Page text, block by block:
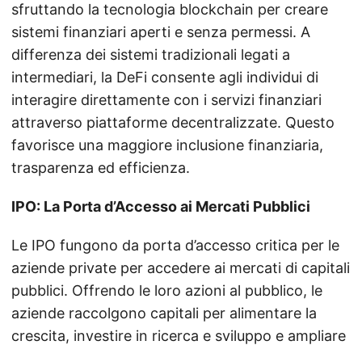
sfruttando la tecnologia blockchain per creare
sistemi finanziari aperti e senza permessi. A
differenza dei sistemi tradizionali legati a
intermediari, la DeFi consente agli individui di
interagire direttamente con i servizi finanziari
attraverso piattaforme decentralizzate. Questo
favorisce una maggiore inclusione finanziaria,
trasparenza ed efficienza.
IPO: La Porta d’Accesso ai Mercati Pubblici
Le IPO fungono da porta d’accesso critica per le
aziende private per accedere ai mercati di capitali
pubblici. Offrendo le loro azioni al pubblico, le
aziende raccolgono capitali per alimentare la
crescita, investire in ricerca e sviluppo e ampliare